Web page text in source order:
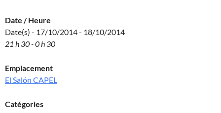
Date / Heure
Date(s) - 17/10/2014 - 18/10/2014
21 h 30 - 0 h 30
Emplacement
El Salón CAPEL
Catégories